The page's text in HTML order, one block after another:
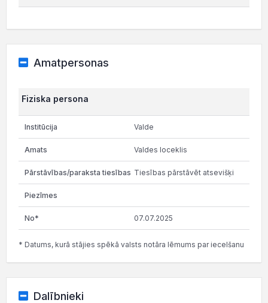
Amatpersonas
Fiziska persona
Valde
Valdes loceklis
Tiesības pārstāvēt atsevišķi
07.07.2025
* Datums, kurā stājies spēkā valsts notāra lēmums par iecelšanu
Dalībnieki